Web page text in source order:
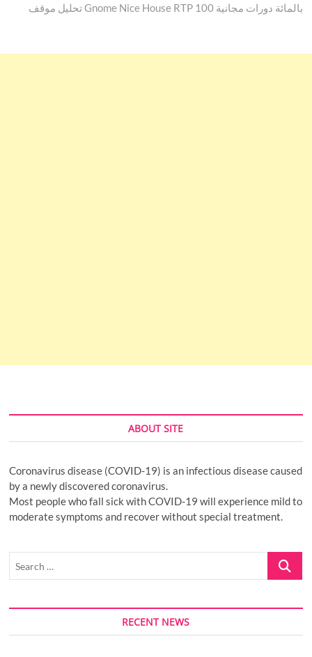
post:
تحليل موقف Gnome Nice House RTP 100 بالمائة دورات مجانية
ABOUT SITE
Coronavirus disease (COVID-19) is an infectious disease caused
by a newly discovered coronavirus.
Most people who fall sick with COVID-19 will experience mild to
moderate symptoms and recover without special treatment.
Search
RECENT NEWS